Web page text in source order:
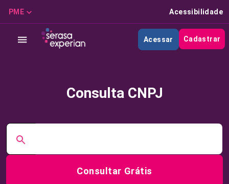
PME Acessibilidade
Acessar Cadastrar
Consulta CNPJ
Consultar Grátis